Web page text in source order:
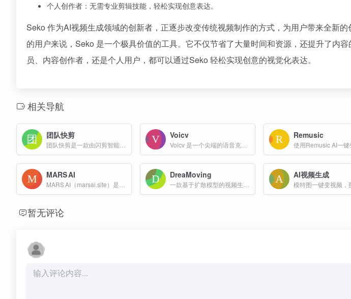
个人创作者：无需专业剪辑技能，轻松实现创意表达。
Seko 作为AI视频生成领域的创新者，正逐步改变传统视频制作的方式，为用户带来全新
的用户来说，Seko 是一个极具价值的工具。它不仅节省了大量时间和资源，还提升了内
员、内容创作者，还是个人用户，都可以通过Seko 轻松实现创意的视觉化表达。
相关导航
团队快剪 Voicv Remusic
MARS AI DreaMoving AI视频生成
暂无评论